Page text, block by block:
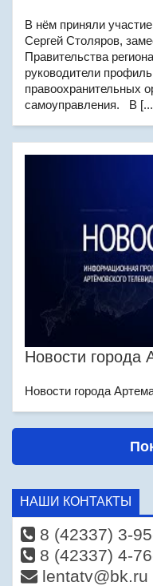
В нём приняли
Сергей Столяров,
Правительства
руководители
правоохранительных
самоуправления. В
Новости города
Новости города
НАШИ КОНТАКТЫ
8 (42337) 3-
8 (42337) 4-
lentatv@bk.ru